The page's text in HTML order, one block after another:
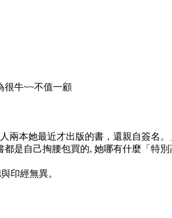
很牛~~不值一顧
兩本她最近才出版的書，還親自簽名
是自己掏腰包買的, 她哪有什麼「特別
印經無異。